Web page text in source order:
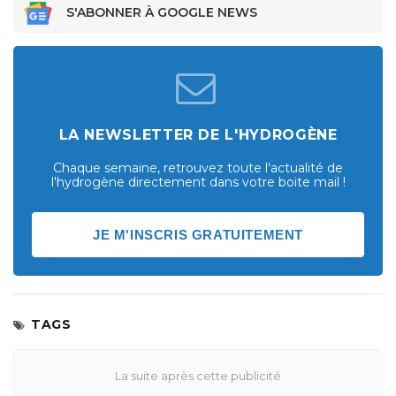
S'ABONNER À GOOGLE NEWS
LA NEWSLETTER DE L'HYDROGÈNE
Chaque semaine, retrouvez toute l'actualité de
l'hydrogène directement dans votre boite mail !
JE M'INSCRIS GRATUITEMENT
TAGS